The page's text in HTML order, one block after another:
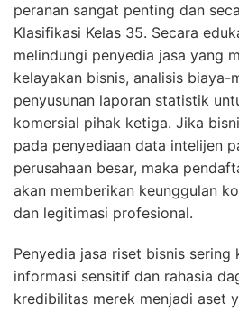
peranan sangat penting dan
Klasifikasi Kelas 35. Secara
melindungi penyedia jasa yang
kelayakan bisnis, analisis biaya-
penyusunan laporan statistik
komersial pihak ketiga. Jika
pada penyediaan data intelijen
perusahaan besar, maka
akan memberikan keunggulan
dan legitimasi profesional.
Penyedia jasa riset bisnis sering
informasi sensitif dan rahasia
kredibilitas merek menjadi aset